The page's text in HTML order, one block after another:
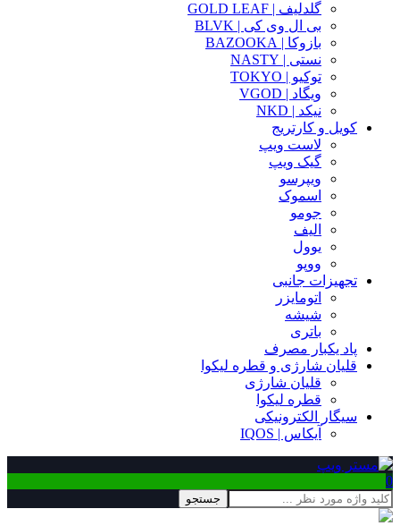
گلدلیف | GOLD LEAF
بی ال وی کی | BLVK
بازوکا | BAZOOKA
نستی | NASTY
توکیو | TOKYO
ویگاد | VGOD
نیکد | NKD
کویل و کارتریج
لاست ویپ
گیک ویپ
ویپرسو
اسموک
جومو
الیف
یوول
ووپو
تجهیزات جانبی
اتومایزر
شیشه
باتری
پاد یکبار مصرف
قلیان شارژی و قطره لیکوا
قلیان شارژی
قطره لیکوا
سیگار الکترونیکی
آیکاس | IQOS
0
جستجو